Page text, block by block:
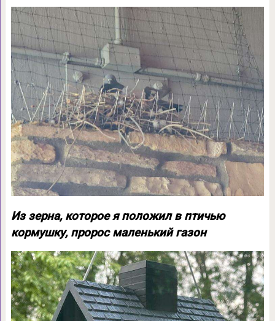
Из зерна, которое я положил в птичью
кормушку, пророс маленький газон